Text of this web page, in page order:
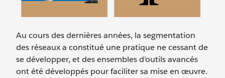
Au cours des dernières années, la segmentation
des réseaux a constitué une pratique ne cessant de
se développer, et des ensembles d’outils avancés
ont été développés pour faciliter sa mise en œuvre.